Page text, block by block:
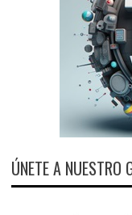
ÚNETE A NUESTRO